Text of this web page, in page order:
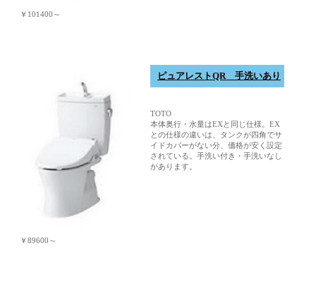
￥101400～
￥89600～
ピュアレストQR 手洗いあり
TOTO
本体奥行・水量はEXと同じ仕様。EX
との仕様の違いは、タンクが四角でサ
イドカバーがない分、価格が安く設定
されている。手洗い付き・手洗いなし
があります。